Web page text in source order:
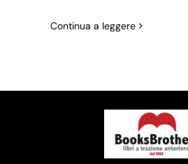
Continua a leggere